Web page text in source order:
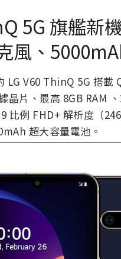
5G 旗艦新
風、
LG V60 ThinQ 5G 搭
片、最高 8GB RAM
比例 FHD+ 解析度（
超大容量電池。